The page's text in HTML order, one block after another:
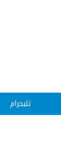
تليجرام